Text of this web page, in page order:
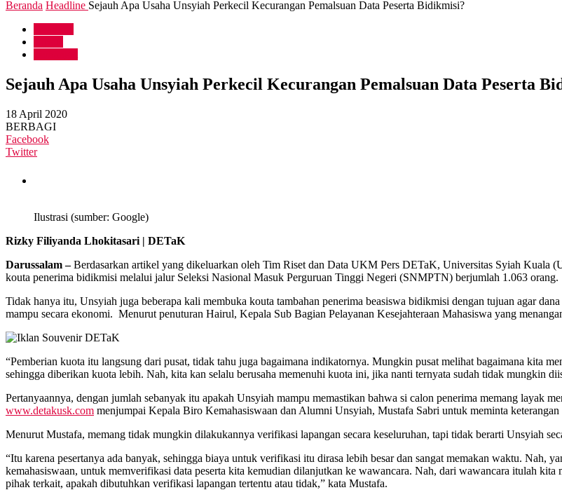
Beranda Headline Sejauh Apa Usaha Unsyiah Perkecil Kecurangan Pemalsuan Data Peserta Bidikmisi?
Sejauh Apa Usaha Unsyiah Perkecil Kecurangan Pemalsuan Data Peserta
18 April 2020
BERBAGI
Facebook
Twitter
Ilustrasi (sumber: Google)
Rizky Filiyanda Lhokitasari | DETaK
Darussalam –Berdasarkan artikel yang dikeluarkan oleh Tim Riset dan Data UKM Pers DETaK, Universitas Syiah Kuala
kouta penerima bidikmisi melalui jalur Seleksi Nasional Masuk Perguruan Tinggi Negeri (SNMPTN) berjumlah 1.063 orang.
Tidak hanya itu, Unsyiah juga beberapa kali membuka kouta tambahan penerima beasiswa bidikmisi dengan tujuan agar
mampu secara ekonomi. Menurut penuturan Hairul, Kepala Sub Bagian Pelayanan Kesejahteraan Mahasiswa yang
“Pemberian kuota itu langsung dari pusat, tidak tahu juga bagaimana indikatornya. Mungkin pusat melihat bagaimana kita
sehingga diberikan kuota lebih. Nah, kita kan selalu berusaha memenuhi kuota ini, jika nanti ternyata sudah tidak mungkin
Pertanyaannya, dengan jumlah sebanyak itu apakah Unsyiah mampu memastikan bahwa si calon penerima memang layak
www.detakusk.com menjumpai Kepala Biro Kemahasiswaan dan Alumni Unsyiah, Mustafa Sabri untuk meminta
Menurut Mustafa, memang tidak mungkin dilakukannya verifikasi lapangan secara keseluruhan, tapi tidak berarti Unsyiah
“Itu karena pesertanya ada banyak, sehingga biaya untuk verifikasi itu dirasa lebih besar dan sangat memakan waktu. Nah,
kemahasiswaan, untuk memverifikasi data peserta kita kemudian dilanjutkan ke wawancara. Nah, dari wawancara itulah
pihak terkait, apakah dibutuhkan verifikasi lapangan tertentu atau tidak,” kata Mustafa.